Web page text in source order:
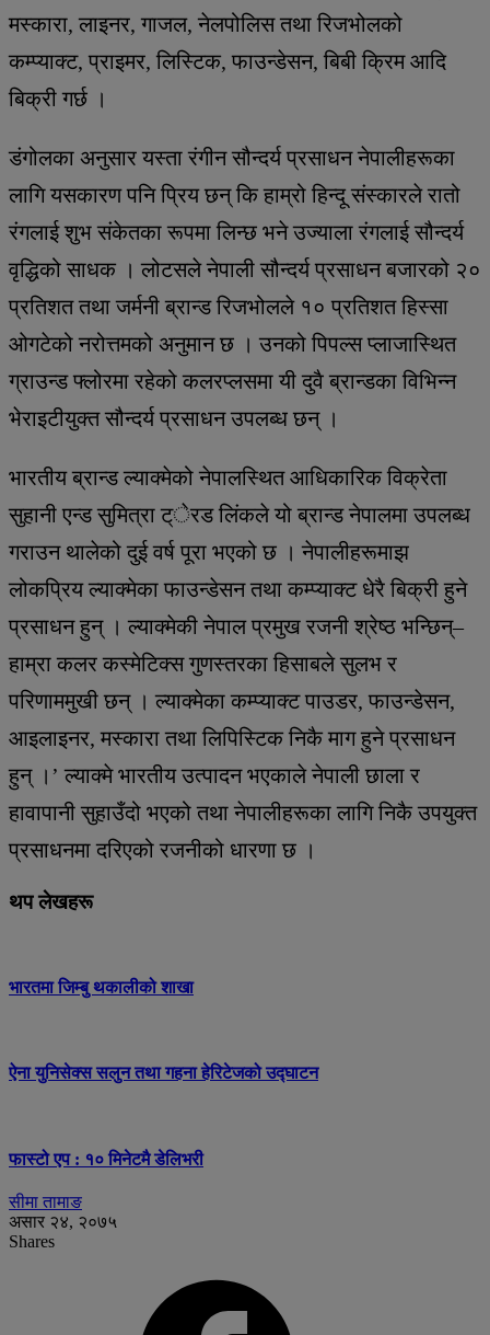
मस्कारा, लाइनर, गाजल, नेलपोलिस तथा रिजभोलको
कम्प्याक्ट, प्राइमर, लिस्टिक, फाउन्डेसन, बिबी क्रिम आदि
बिक्री गर्छ ।
डंगोलका अनुसार यस्ता रंगीन सौन्दर्य प्रसाधन नेपालीहरूका
लागि यसकारण पनि प्रिय छन् कि हाम्रो हिन्दू संस्कारले रातो
रंगलाई शुभ संकेतका रूपमा लिन्छ भने उज्याला रंगलाई सौन्दर्य
वृद्धिको साधक । लोटसले नेपाली सौन्दर्य प्रसाधन बजारको २०
प्रतिशत तथा जर्मनी ब्रान्ड रिजभोलले १० प्रतिशत हिस्सा
ओगटेको नरोत्तमको अनुमान छ । उनको पिपल्स प्लाजास्थित
ग्राउन्ड फ्लोरमा रहेको कलरप्लसमा यी दुवै ब्रान्डका विभिन्न
भेराइटीयुक्त सौन्दर्य प्रसाधन उपलब्ध छन् ।
भारतीय ब्रान्ड ल्याक्मेको नेपालस्थित आधिकारिक विक्रेता
सुहानी एन्ड सुमित्रा ट्ेरड लिंकले यो ब्रान्ड नेपालमा उपलब्ध
गराउन थालेको दुई वर्ष पूरा भएको छ । नेपालीहरूमाझ
लोकप्रिय ल्याक्मेका फाउन्डेसन तथा कम्प्याक्ट धेरै बिक्री हुने
प्रसाधन हुन् । ल्याक्मेकी नेपाल प्रमुख रजनी श्रेष्ठ भन्छिन्–
हाम्रा कलर कस्मेटिक्स गुणस्तरका हिसाबले सुलभ र
परिणाममुखी छन् । ल्याक्मेका कम्प्याक्ट पाउडर, फाउन्डेसन,
आइलाइनर, मस्कारा तथा लिपिस्टिक निकै माग हुने प्रसाधन
हुन् ।’ ल्याक्मे भारतीय उत्पादन भएकाले नेपाली छाला र
हावापानी सुहाउँदो भएको तथा नेपालीहरूका लागि निकै उपयुक्त
प्रसाधनमा दरिएको रजनीको धारणा छ ।
थप लेखहरू
भारतमा जिम्बु थकालीको शाखा
ऐना युनिसेक्स सलुन तथा गहना हेरिटेजको उद्घाटन
फास्टो एप : १० मिनेटमै डेलिभरी
सीमा तामाङ
असार २४, २०७५
Shares